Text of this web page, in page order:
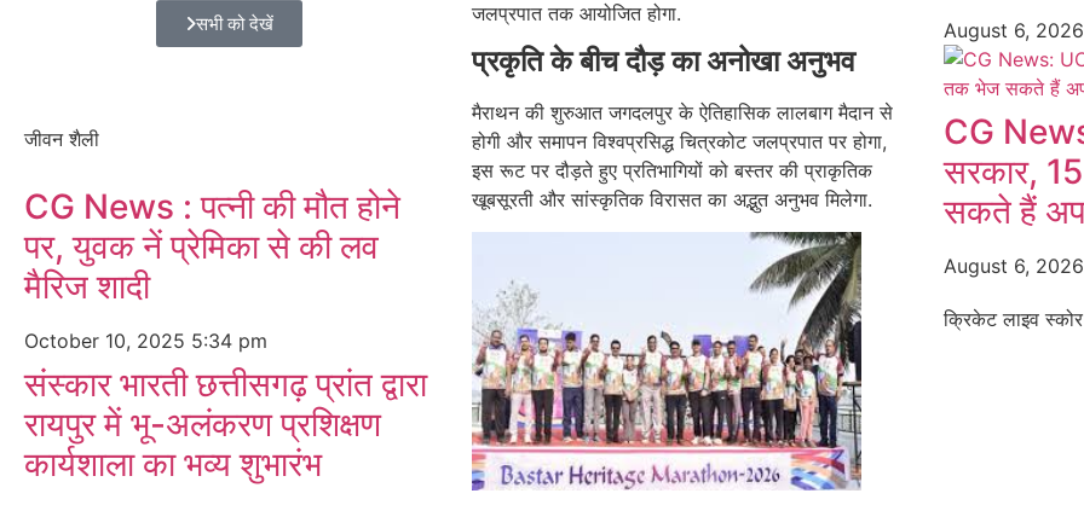
सभी को देखें
जीवन शैली
CG News : पत्नी की मौत होने
पर, युवक नें प्रेमिका से की लव
मैरिज शादी
October 10, 2025 5:34 pm
संस्कार भारती छत्तीसगढ़ प्रांत द्वारा
रायपुर में भू-अलंकरण प्रशिक्षण
कार्यशाला का भव्य शुभारंभ
जलप्रपात तक आयोजित होगा.
प्रकृति के बीच दौड़ का अनोखा अनुभव
मैराथन की शुरुआत जगदलपुर के ऐतिहासिक लालबाग मैदान से
होगी और समापन विश्वप्रसिद्ध चित्रकोट जलप्रपात पर होगा,
इस रूट पर दौड़ते हुए प्रतिभागियों को बस्तर की प्राकृतिक
खूबसूरती और सांस्कृतिक विरासत का अद्भुत अनुभव मिलेगा.
August 6,
CG
सरकार,
सकते हैं
August 6,
क्रिकेट लाइव स्कोर